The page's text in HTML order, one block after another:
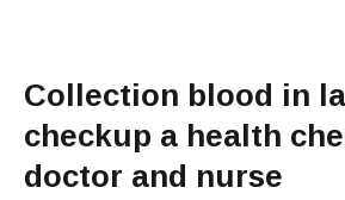
Collection blood in
checkup a health
doctor and nurse